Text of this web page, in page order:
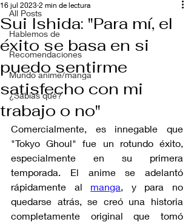
All Posts
Hablemos de
Recomendaciones
Mundo anime/manga
¿Sabías qué?
Sui Ishida: "Para mí, el
éxito se basa en si
puedo sentirme
satisfecho con mi
trabajo o no"
16 jul 2023 2 min de lectura
Comercialmente, es innegable que
"Tokyo Ghoul" fue un rotundo éxito,
especialmente en su primera
temporada. El anime se adelantó
rápidamente al manga, y para no
quedarse atrás, se creó una historia
completamente original que tomó